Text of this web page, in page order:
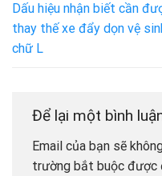
Dấu hiệu nhận biết cần
thay thế xe đẩy dọn vệ
chữ L
Để lại một bình
Email của bạn sẽ
trường bắt buộc được